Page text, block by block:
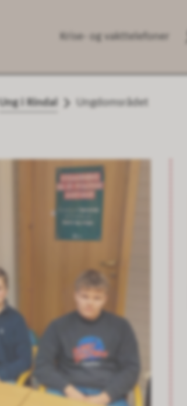
Krise- og vakttelefoner
Ung i Rindal Ungdomsrådet